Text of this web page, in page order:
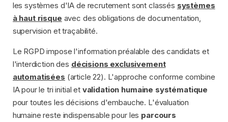
les systèmes d'IA de recrutement sont classés systèmes
à haut risque avec des obligations de documentation,
supervision et traçabilité.
Le RGPD impose l'information préalable des candidats et
l'interdiction des décisions exclusivement
automatisées (article 22). L'approche conforme combine
IA pour le tri initial et validation humaine systématique
pour toutes les décisions d'embauche. L'évaluation
humaine reste indispensable pour les parcours